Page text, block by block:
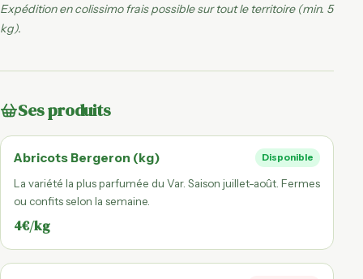
Expédition en colissimo frais possible sur tout le territoire (min. 5
kg).
Ses produits
Abricots Bergeron (kg) Disponible
La variété la plus parfumée du Var. Saison juillet-août. Fermes
ou confits selon la semaine.
4€/kg